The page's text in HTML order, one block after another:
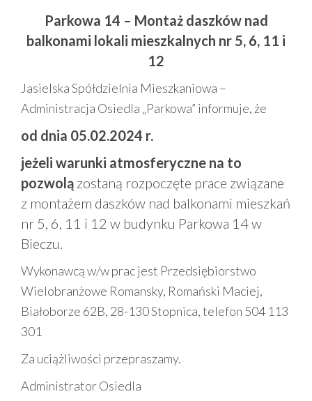
Parkowa 14 – Montaż daszków nad
balkonami lokali mieszkalnych nr 5, 6, 11 i
12
Jasielska Spółdzielnia Mieszkaniowa –
Administracja Osiedla „Parkowa” informuje, że
od dnia 05.02.2024 r.
jeżeli warunki atmosferyczne na to
pozwolą zostaną rozpoczęte prace związane
z montażem daszków nad balkonami mieszkań
nr 5, 6, 11 i 12 w budynku Parkowa 14 w
Bieczu.
Wykonawcą w/w prac jest Przedsiębiorstwo
Wielobranżowe Romansky, Romański Maciej,
Białoborze 62B, 28-130 Stopnica, telefon 504 113
301
Za uciążliwości przepraszamy.
Administrator Osiedla